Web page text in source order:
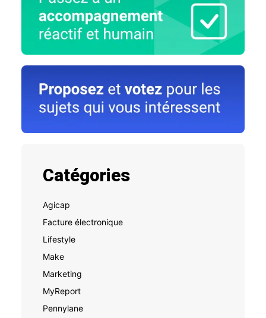
Catégories
Agicap
Facture électronique
Lifestyle
Make
Marketing
MyReport
Pennylane